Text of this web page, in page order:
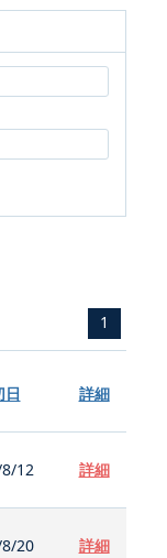
1
日 詳細
12 詳細
20 詳細